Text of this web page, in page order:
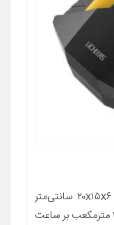
معرفی محصول جزئیات محصول ابعاد ۲۰x۱۵x۶ سانتی‌متر
وزن ۷۳۰ گرم حداکثر فشار ۱۰۰ دبی هوا ۳۰ مترمکعب بر ساعت